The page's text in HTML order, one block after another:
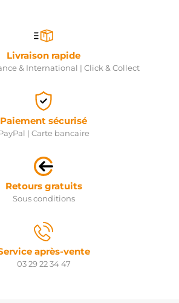
Livraison rapide
& International | Click & Collect
Paiement sécurisé
| Carte bancaire
Retours gratuits
Sous conditions
après-vente
03 29 22 34 47